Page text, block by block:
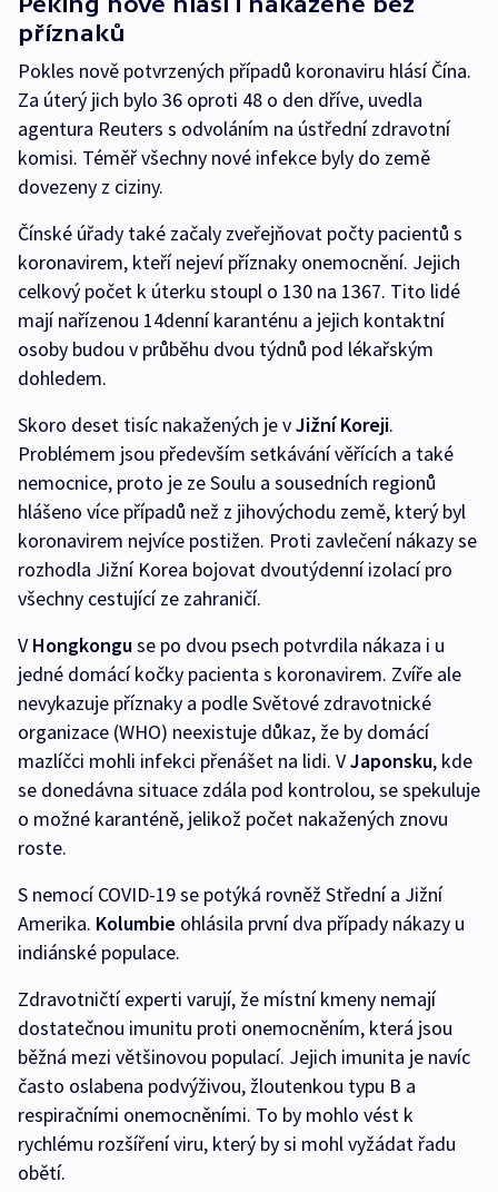
příznaků
Pokles nově potvrzených případů koronaviru hlásí Čína.
Za úterý jich bylo 36 oproti 48 o den dříve, uvedla
agentura Reuters s odvoláním na ústřední zdravotní
komisi. Téměř všechny nové infekce byly do země
dovezeny z ciziny.
Čínské úřady také začaly zveřejňovat počty pacientů s
koronavirem, kteří nejeví příznaky onemocnění. Jejich
celkový počet k úterku stoupl o 130 na 1367. Tito lidé
mají nařízenou 14denní karanténu a jejich kontaktní
osoby budou v průběhu dvou týdnů pod lékařským
dohledem.
Skoro deset tisíc nakažených je vJižní Koreji.
Problémem jsou především setkávání věřících a také
nemocnice, proto je ze Soulu a sousedních regionů
hlášeno více případů než z jihovýchodu země, který byl
koronavirem nejvíce postižen. Proti zavlečení nákazy se
rozhodla Jižní Korea bojovat dvoutýdenní izolací pro
všechny cestující ze zahraničí.
VHongkonguse po dvou psech potvrdila nákaza i u
jedné domácí kočky pacienta s koronavirem. Zvíře ale
nevykazuje příznaky a podle Světové zdravotnické
organizace (WHO) neexistuje důkaz, že by domácí
mazlíčci mohli infekci přenášet na lidi. VJaponsku, kde
se donedávna situace zdála pod kontrolou, se spekuluje
o možné karanténě, jelikož počet nakažených znovu
roste.
S nemocí COVID-19 se potýká rovněž Střední a Jižní
Amerika. Kolumbie ohlásila první dva případy nákazy u
indiánské populace.
Zdravotničtí experti varují, že místní kmeny nemají
dostatečnou imunitu proti onemocněním, která jsou
běžná mezi většinovou populací. Jejich imunita je navíc
často oslabena podvýživou, žloutenkou typu B a
respiračními onemocněními. To by mohlo vést k
rychlému rozšíření viru, který by si mohl vyžádat řadu
obětí.